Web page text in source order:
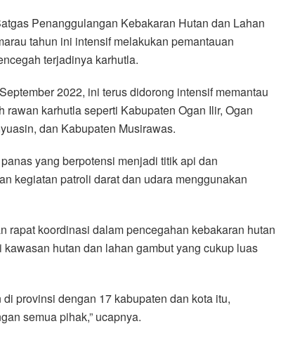
Penanggulangan Kebakaran Hutan dan Lahan
tahun ini intensif melakukan pemantauan
terjadinya karhutla.
2022, ini terus didorong intensif memantau
karhutla seperti Kabupaten Ogan Ilir, Ogan
dan Kabupaten Musirawas.
yang berpotensi menjadi titik api dan
kegiatan patroli darat dan udara menggunakan
rapat koordinasi dalam pencegahan kebakaran hutan
hutan dan lahan gambut yang cukup luas
provinsi dengan 17 kabupaten dan kota itu,
semua pihak,” ucapnya.